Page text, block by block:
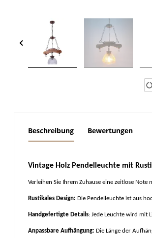
Beschreibung Bewertungen
Vintage Holz Pendelleuchte mit
Verleihen Sie Ihrem Zuhause eine zeitlose
Rustikales Design: Die Pendelleuchte ist aus
Handgefertigte Details: Jede Leuchte wird mit
Anpassbare Aufhängung: Die Länge der